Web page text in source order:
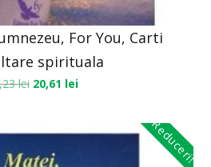
For You, Carti
spirituala
lei 20,61 lei
Reduceri!